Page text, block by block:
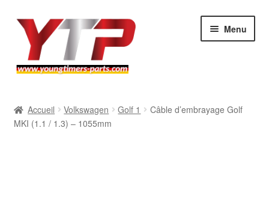
Aller
navigation
Aller
contenu
Menu
BMW
Accueil Volkswagen Golf 1
Câble d’embrayage Golf
MKI (1.1 / 1.3) – 1055mm